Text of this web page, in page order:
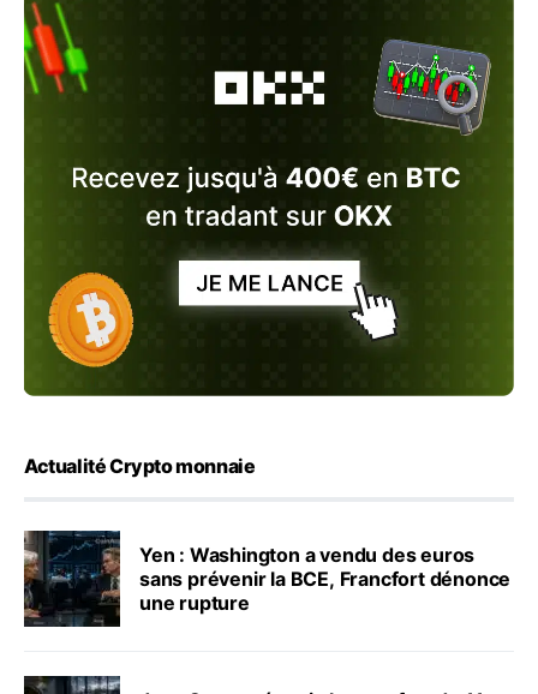
Actualité Crypto monnaie
Yen : Washington a vendu des euros
sans prévenir la BCE, Francfort dénonce
une rupture